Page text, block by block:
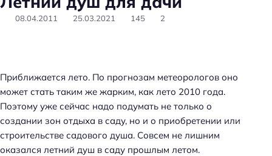
р
а
08.04.2011 25.03.2021 145 2
Приближается лето. По прогнозам метеорологов оно
может стать таким же жарким, как лето 2010 года.
Поэтому уже сейчас надо подумать не только о
создании зон отдыха в саду, но и о приобретении или
строительстве садового душа. Совсем не лишним
оказался летний душ в саду прошлым летом.